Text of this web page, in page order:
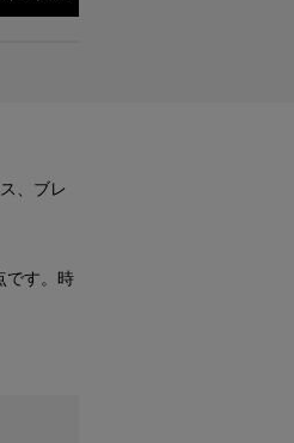
、ブレ
です。時